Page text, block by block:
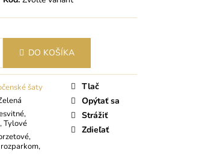
DO KOŠÍKA
šaty
Tylové
Tlač
Opýtať sa
Strážiť
Zdieľať